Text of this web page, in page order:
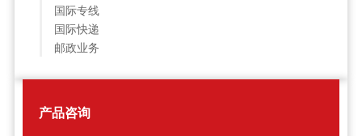
国际专线
国际快递
邮政业务
产品咨询